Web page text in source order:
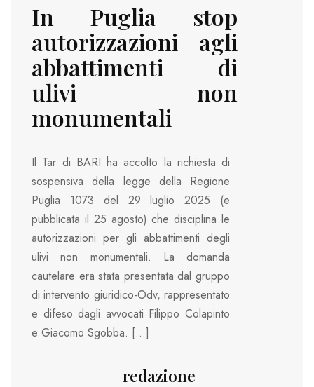
In Puglia stop
autorizzazioni agli
abbattimenti di
ulivi non
monumentali
Il Tar di BARI ha accolto la richiesta di
sospensiva della legge della Regione
Puglia 1073 del 29 luglio 2025 (e
pubblicata il 25 agosto) che disciplina le
autorizzazioni per gli abbattimenti degli
ulivi non monumentali. La domanda
cautelare era stata presentata dal gruppo
di intervento giuridico-Odv, rappresentato
e difeso dagli avvocati Filippo Colapinto
e Giacomo Sgobba. […]
redazione